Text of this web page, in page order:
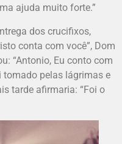
ajuda muito forte.”
dos crucifixos,
conta com você”, Dom
“Antonio, Eu conto com
tomado pelas lágrimas e
tarde afirmaria: “Foi o